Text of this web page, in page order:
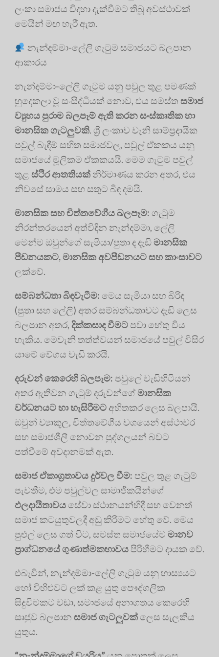
ලංකා සමාජය විදහා දැක්වීමට තිබූ අවස්ථාවක්
මෙයින් මඟ හැරී ඇත.
නැන්දම්මා-ලේලි ගැටුම සමාජයට බලපාන
ආකාරය
නැන්දම්මා-ලේලි ගැටුම යනු පවුල තුළ පමණක්
හුදෙකලා වූ සංසිද්ධියක් නොව, එය සමස්ත සමාජ
ව්‍යුහය පුරාම බලපෑම් ඇති කරන සංස්කෘතික හා
මානසික ගැටලුවකි. ශ්‍රී ලංකාව වැනි සාම්ප්‍රදායික
පවුල් බැඳීම් සහිත සමාජවල, පවුල් ඒකකය යනු
සමාජයේ මූලිකම ඒකකයයි. මෙම ගැටුම පවුල්
තුළ ස්ථිර ආතතියක් නිර්මාණය කරන අතර, එය
නිවසේ සාමය සහ සතුට බිඳ දමයි.
මානසික සහ චිත්තවේගීය බලපෑම: ගැටුම
නිරන්තරයෙන් අත්විඳින නැන්දම්මා, ලේලි
මෙන්ම ඔවුන්ගේ සැමියා/පුතා ද දැඩි මානසික
පීඩනයකට, මානසික අවපීඩනයට සහ කාංසාවට
ලක්වේ.
සම්බන්ධතා බිඳවැටීම: මෙය සැමියා සහ බිරිඳ
(පුතා සහ ලේලි) අතර සම්බන්ධතාවට දැඩි ලෙස
බලපාන අතර, දික්කසාද වීමට පවා හේතු විය
හැකිය. මෙවැනි තත්ත්වයන් සමාජයේ පවුල් විසිර
යාමේ වේගය වැඩි කරයි.
දරුවන් කෙරෙහි බලපෑම: පවුලේ වැඩිහිටියන්
අතර ඇතිවන ගැටුම් දරුවන්ගේ මානසික
වර්ධනයට හා හැසිරීමට අහිතකර ලෙස බලපායි.
ඔවුන් ව්‍යාකූල, චිත්තවේගීය වශයෙන් අස්ථාවර
සහ සමාජශීලී නොවන පුද්ගලයන් බවට
පත්වීමේ අවදානමක් ඇත.‍
සමාජ ඒකාග්‍රතාවය දුර්වල වීම: පවුල තුළ ගැටුම්
පැවතීම, එම පවුල්වල සාමාජිකයින්ගේ
ඵලදායීතාවය සේවා ස්ථානයන්හිදී සහ වෙනත්
සමාජ කටයුතුවලදී අඩු කිරීමට හේතු වේ. මෙය
පුළුල් ලෙස ගත් විට, සමස්ත සමාජයේම මානව
ප්‍රාග්ධනයේ ගුණාත්මකභාවය පිරිහීමට දායක වේ.
එබැවින්, නැන්දම්මා-ලේලි ගැටුම යනු හාස්‍යයට
හෝ විහිළුවට ලක් කළ යුතු පෞද්ගලික
සිදුවීමකට වඩා, සමාජයේ අනාගතය කෙරෙහි
සෘජුව බලපාන සමාජ ගැටලුවක් ලෙස සැලකිය
යුතුය.